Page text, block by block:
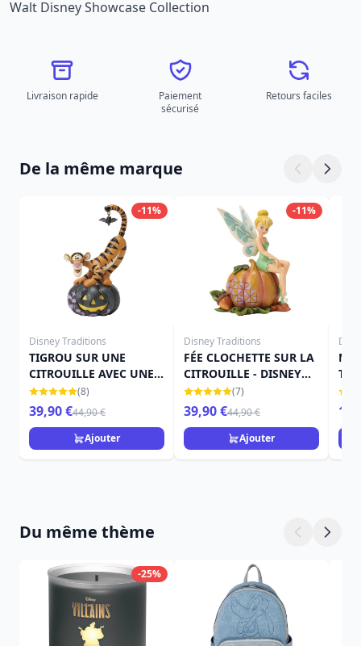
Walt Disney Showcase Collection
Livraison rapide
Paiement
sécurisé
Retours faciles
De la même marque
-11%
Disney Traditions
TIGROU SUR UNE
CITROUILLE AVEC UNE
CHAUVE-SOURIS -
DISNEY TRADITIONS
(8)
39,90 €44,90 €
Ajouter
-11%
Disney Traditions
FÉE CLOCHETTE SUR LA
CITROUILLE - DISNEY
TRADITIONS
(7)
39,90 €44,90 €
Ajouter
Du même thème
-25%